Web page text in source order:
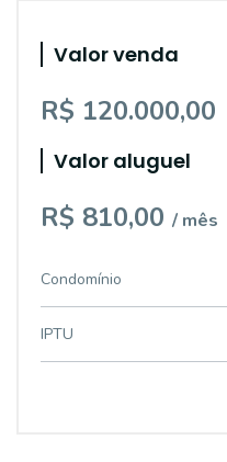
Valor venda
R$ 120.000,00
Valor aluguel
R$ 810,00 / mês
Condomínio
IPTU